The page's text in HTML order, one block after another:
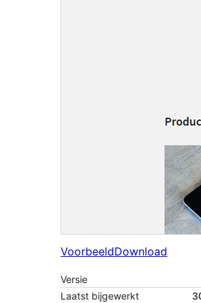
VoorbeeldDownload
Versie
Laatst bijgewerkt